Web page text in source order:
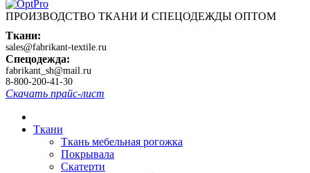
ПРОИЗВОДСТВО ТКАНИ И СПЕЦОДЕЖДЫ ОПТОМ
Ткани:
sales@fabrikant-textile.ru
Спецодежда:
fabrikant_sh@mail.ru
8-800-200-41-30
Скачать прайс-лист
Ткани
Ткань мебельная рогожка
Покрывала
Скатерти